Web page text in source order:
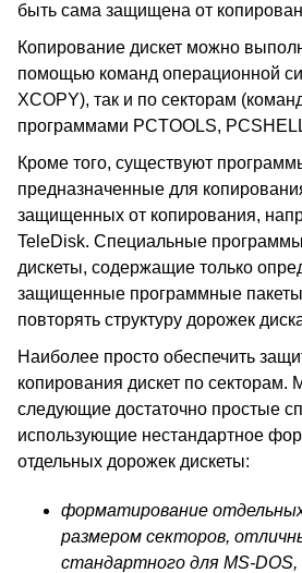
быть сама защищена от
Копирование дискет можно
помощью команд операционной
XCOPY), так и по секторам
программами PCTOOLS,
Кроме того, существуют
предназначенные для
защищенных от копирования,
TeleDisk. Специальные программы
дискеты, содержащие только
защищенные программные
повторять структуру дорожек
Наиболее просто обеспечить
копирования дискет по
следующие достаточно простые
использующие нестандартное
отдельных дорожек дискеты:
форматирование
размером секторов,
стандартного для MS-